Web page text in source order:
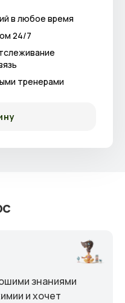
в любое время
24/7
тренерами
знаниями
и хочет